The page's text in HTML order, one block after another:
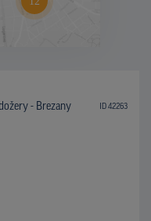
- Brezany ID 42263